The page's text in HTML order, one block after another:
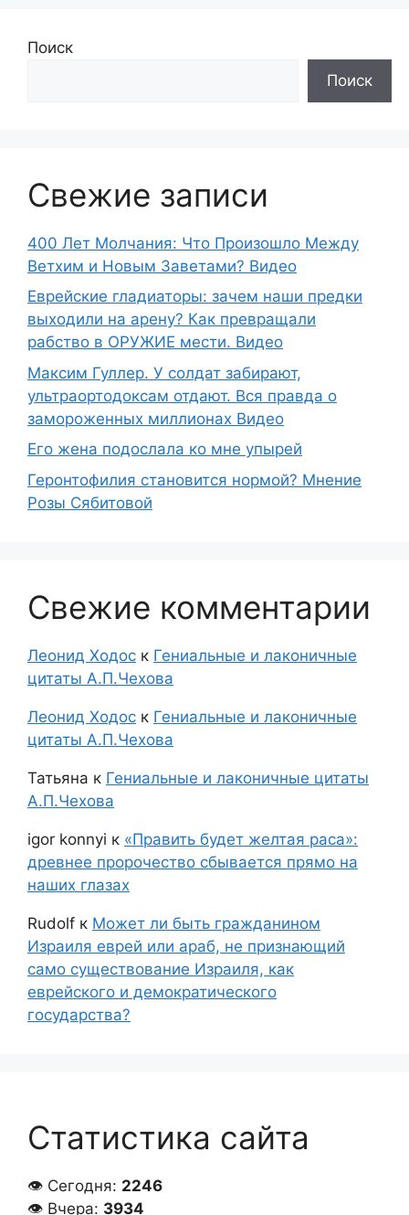
Поиск
Поиск
Свежие записи
400 Лет Молчания: Что Произошло Между
Ветхим и Новым Заветами? Видео
Еврейские гладиаторы: зачем наши предки
выходили на арену? Как превращали
рабство в ОРУЖИЕ мести. Видео
Максим Гуллер. У солдат забирают,
ультраортодоксам отдают. Вся правда о
замороженных миллионах Видео
Его жена подослала ко мне упырей
Геронтофилия становится нормой? Мнение
Розы Сябитовой
Свежие комментарии
Леонид Ходос к Гениальные и лаконичные
цитаты А.П.Чехова
Леонид Ходос к Гениальные и лаконичные
цитаты А.П.Чехова
Татьяна к Гениальные и лаконичные цитаты
А.П.Чехова
igor konnyi к «Править будет желтая раса»:
древнее пророчество сбывается прямо на
наших глазах
Rudolf к Может ли быть гражданином
Израиля еврей или араб, не признающий
само существование Израиля, как
еврейского и демократического
государства?
Статистика сайта
👁 Сегодня: 2246
👁 Вчера: 3934